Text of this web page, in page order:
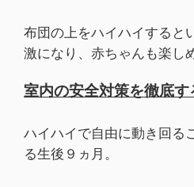
布団の上をハイハイすると
激になり、赤ちゃんも楽し
室内の安全対策を徹底す
ハイハイで自由に動き回る
る生後９ヵ月。